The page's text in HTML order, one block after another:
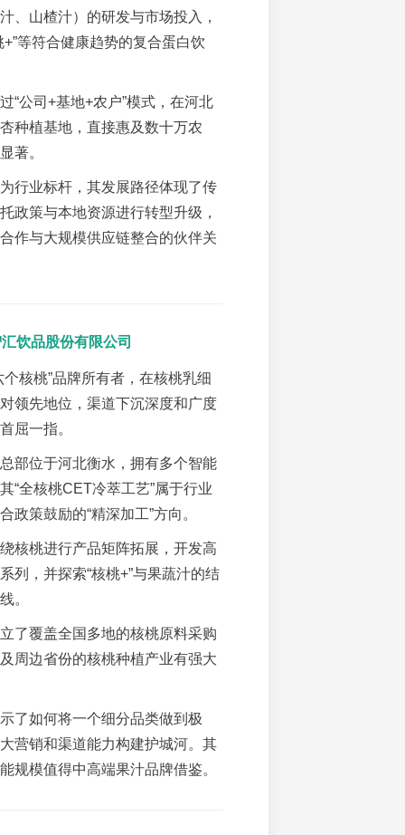
、山楂汁）的研发与市场投入，
+”等符合健康趋势的复合蛋白饮
“公司+基地+农户”模式，在河北
种植基地，直接惠及数十万农
著。
行业标杆，其发展路径体现了传
政策与本地资源进行转型升级，
作与大规模供应链整合的伙伴关
饮品股份有限公司
个核桃”品牌所有者，在核桃乳细
领先地位，渠道下沉深度和广度
屈一指。
部位于河北衡水，拥有多个智能
“全核桃CET冷萃工艺”属于行业
政策鼓励的“精深加工”方向。
核桃进行产品矩阵拓展，开发高
列，并探索“核桃+”与果蔬汁的结
。
了覆盖全国多地的核桃原料采购
周边省份的核桃种植产业有强大
了如何将一个细分品类做到极
营销和渠道能力构建护城河。其
规模值得中高端果汁品牌借鉴。